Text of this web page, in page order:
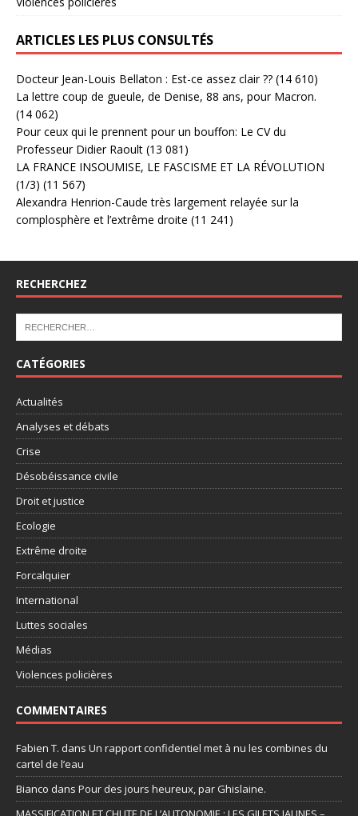
ARTICLES LES PLUS CONSULTÉS
Docteur Jean-Louis Bellaton : Est-ce assez clair ?? (14 610)
La lettre coup de gueule, de Denise, 88 ans, pour Macron.
(14 062)
Pour ceux qui le prennent pour un bouffon: Le CV du
Professeur Didier Raoult (13 081)
LA FRANCE INSOUMISE, LE FASCISME ET LA RÉVOLUTION
(1/3) (11 567)
Alexandra Henrion-Caude très largement relayée sur la
complosphère et l’extrême droite (11 241)
RECHERCHEZ
CATÉGORIES
Actualités
Analyses et débats
Crise
Désobéissance civile
Droit et justice
Ecologie
Extrême droite
Forcalquier
International
Luttes sociales
Médias
Violences policières
COMMENTAIRES
Fabien T. dans Un rapport confidentiel met à nu les combines du
cartel de l’eau
Bianco dans Pour des jours heureux, par Ghislaine.